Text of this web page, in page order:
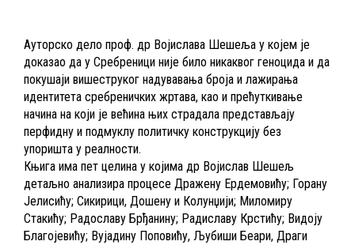
Ауторско дело проф. др Војислава Шешеља у којем је
доказао да у Сребреници није било никаквог геноцида и да
покушаји вишеструког надувавања броја и лажирања
идентитета сребреничких жртава, као и прећуткивање
начина на који је већина њих страдала представљају
перфидну и подмуклу политичку конструкцију без
упоришта у реалности.
Књига има пет целина у којима др Војислав Шешељ
детаљно анализира процесе Дражену Ердемовићу; Горану
Јелисићу; Сикирици, Дошену и Колунџији; Миломиру
Стакићу; Радославу Брђанину; Радиславу Крстићу; Видоју
Благојевићу; Вујадину Поповићу, Љубиши Беари, Драги